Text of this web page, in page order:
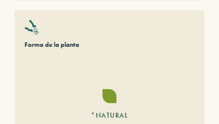
Forma de la planta
*NATURAL